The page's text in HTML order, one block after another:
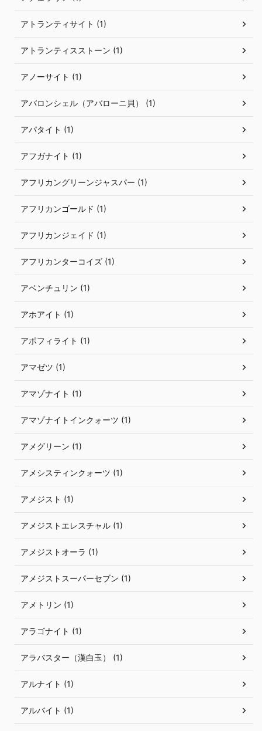
アトランティサイト (1)
アトランティスストーン (1)
アノーサイト (1)
アバロンシェル（アバローニ貝） (1)
アパタイト (1)
アフガナイト (1)
アフリカングリーンジャスパー (1)
アフリカンゴールド (1)
アフリカンジェイド (1)
アフリカンターコイズ (1)
アベンチュリン (1)
アホアイト (1)
アポフィライト (1)
アマゼツ (1)
アマゾナイト (1)
アマゾナイトインクォーツ (1)
アメグリーン (1)
アメシスティンクォーツ (1)
アメジスト (1)
アメジストエレスチャル (1)
アメジストオーラ (1)
アメジストスーパーセブン (1)
アメトリン (1)
アラゴナイト (1)
アラバスター（漢白玉） (1)
アルナイト (1)
アルバイト (1)